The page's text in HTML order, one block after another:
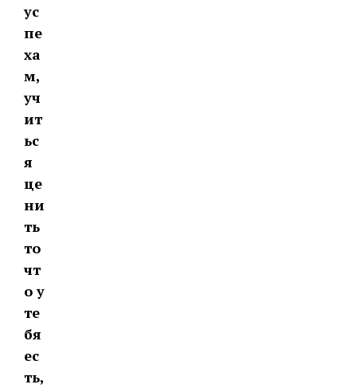
ус
пе
ха
м,
уч
ит
ьс
я
це
ни
ть
то
чт
о у
те
бя
ес
ть,